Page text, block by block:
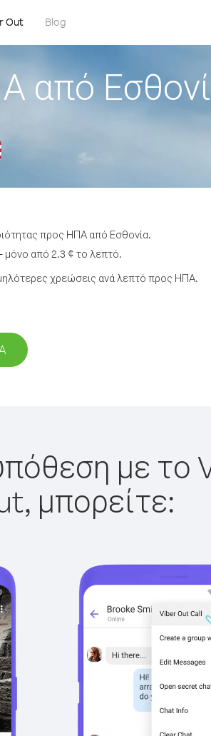
Out Blog
από
προς ΗΠΑ από Εσθονία.
μόνο από 2.3 ¢ το λεπτό.
χρεώσεις ανά λεπτό προς ΗΠΑ.
με το
μπορείτε: